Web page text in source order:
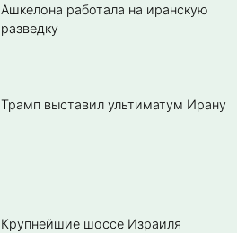
Ашкелона работала на иранскую
разведку
Трамп выставил ультиматум Ирану
Крупнейшие шоссе Израиля